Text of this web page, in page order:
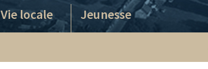
Vie locale Jeunesse